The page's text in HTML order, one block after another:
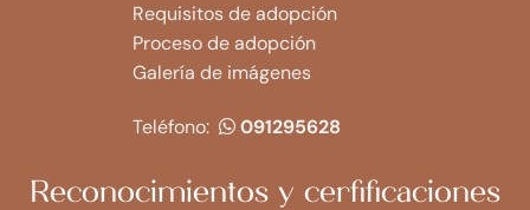
Requisitos de adopción
Proceso de adopción
Galería de imágenes
Teléfono: 091295628
Reconocimientos y cerfificaciones